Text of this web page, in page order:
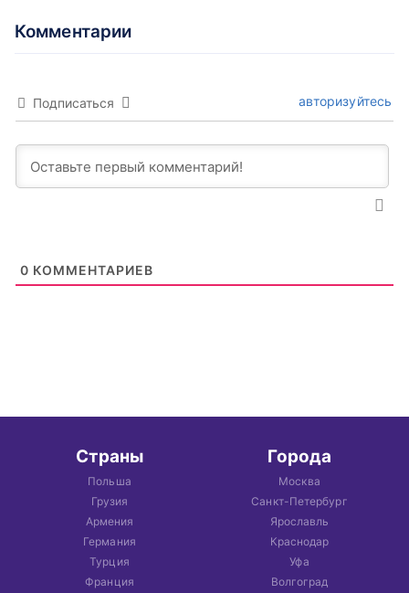
Комментарии
Подписаться авторизуйтесь
0 КОММЕНТАРИЕВ
Страны
Польша
Грузия
Армения
Германия
Турция
Франция
Города
Москва
Санкт-Петербург
Ярославль
Краснодар
Уфа
Волгоград